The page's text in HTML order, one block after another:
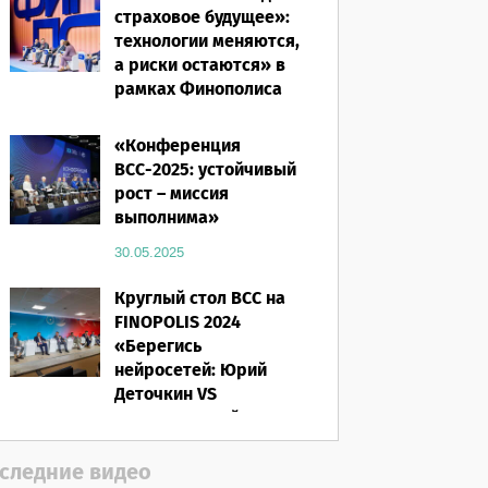
страховое будущее»:
технологии меняются,
а риски остаются» в
рамках Финополиса
16.03.2026
«Конференция
ВСС-2025: устойчивый
рост – миссия
выполнима»
30.05.2025
Круглый стол ВСС на
FINOPOLIS 2024
«Берегись
нейросетей: Юрий
Деточкин VS
искусственный
интеллект»
12.11.2024
видео